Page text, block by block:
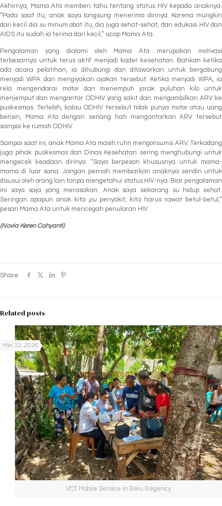
Akhirnya, Mama Ata memberi tahu tentang status HIV kepada anaknya.
“Pada saat itu, anak saya langsung menerima dirinya. Karena mungkin
dari kecil dia su minum obat itu, dia juga sehat-sehat, dan edukasi HIV dan
AIDS itu sudah ia terima dari kecil,” ucap Mama Ata.
Pengalaman yang dialami oleh Mama Ata merupakan motivasi
terbesarnya untuk terus aktif menjadi kader kesehatan. Bahkan ketika
ada acara pelatihan, ia dihubungi dan ditawarkan untuk bergabung
menjadi WPA dan mengiyakan ajakan tersebut. Ketika menjadi WPA, ia
rela mengendarai motor dan menempuh jarak puluhan kilo untuk
menjemput dan mengantar ODHIV yang sakit dan mengambilkan ARV ke
puskesmas. Terlebih, kalau ODHIV tersebut tidak punya motor atau uang
bensin, Mama Ata dengan senang hati mengantarkan ARV tersebut
sampai ke rumah ODHIV.
Sampai saat ini, anak Mama Ata masih rutin mengonsumsi ARV. Terkadang
juga pihak puskesmas dan Dinas Kesehatan sering menghubungi untuk
mengecek keadaan dirinya. “Saya berpesan khususnya untuk mama-
mama di luar sana. Jangan pernah membiarkan anaknya sendiri untuk
disusui oleh orang lain tanpa mengetahui status HIV-nya. Biar pengalaman
ini saya saja yang merasakan. Anak saya sekarang su
hidup sehat.
Seringan apapun anak kita pu penyakit, kita harus rawat betul-betul,”
pesan Mama Ata untuk mencegah penularan HIV.
(Novia Keren Cahyanti)
Share
Related posts
VCT Mobile Service in Belu Regency
Mei 12, 2026